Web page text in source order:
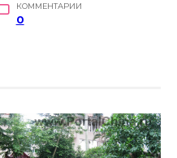
КОММЕНТАРИИ
0